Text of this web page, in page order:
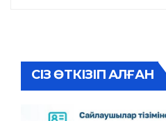
СІЗ ӨТКІЗІП АЛҒАН